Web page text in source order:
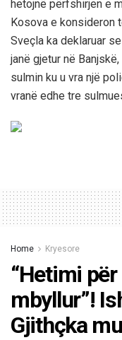
hetojnë përfshirjen e
Kosova e konsideron
Sveçla ka deklaruar
janë gjetur në
sulmin ku u vra një
vranë edhe tre
Home Kryesore
“Hetimi
mbyllur”!
Gjithçka